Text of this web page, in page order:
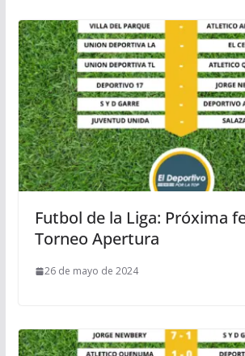
Futbol de la Liga: Próxima
Torneo Apertura
26 de mayo de 2024